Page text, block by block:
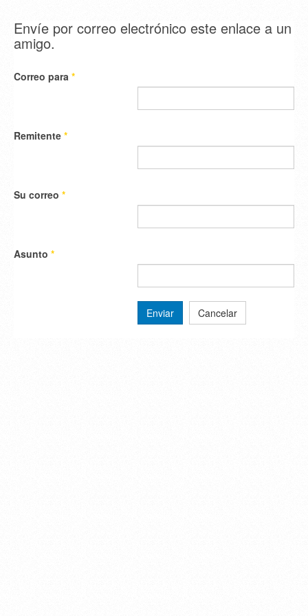
Envíe por correo electrónico este enlace a un
amigo.
Correo para *
Remitente *
Su correo *
Asunto *
Enviar Cancelar